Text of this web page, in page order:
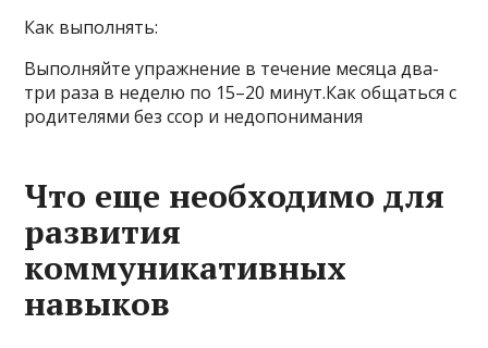
Как выполнять:
Выполняйте упражнение в течение месяца два-
три раза в неделю по 15–20 минут.Как общаться с
родителями без ссор и недопонимания
Что еще необходимо для
развития
коммуникативных
навыков